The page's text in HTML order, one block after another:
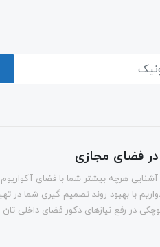
در فضای مجازی
هرچه بیشتر شما با فضای آکواریوم
با بهبود روند تصمیم گیری شما در
در رفع نیازهای دکور فضای داخلی